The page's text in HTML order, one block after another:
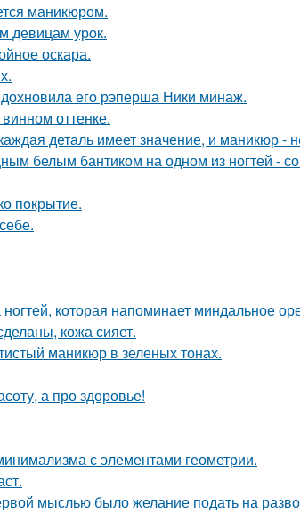
маникюром.
девицам урок.
оскара.
его рэперша Ники минаж.
оттенке.
деталь имеет значение, и маникюр -
белым бантиком на одном из ногтей -
покрытие.
которая напоминает миндальное
кожа сияет.
маникюр в зеленых тонах.
а про здоровье!
с элементами геометрии.
мыслью было желание подать на